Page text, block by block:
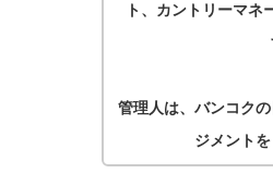
ト、カントリーマネ
管理人は、バンコク
ジメントを